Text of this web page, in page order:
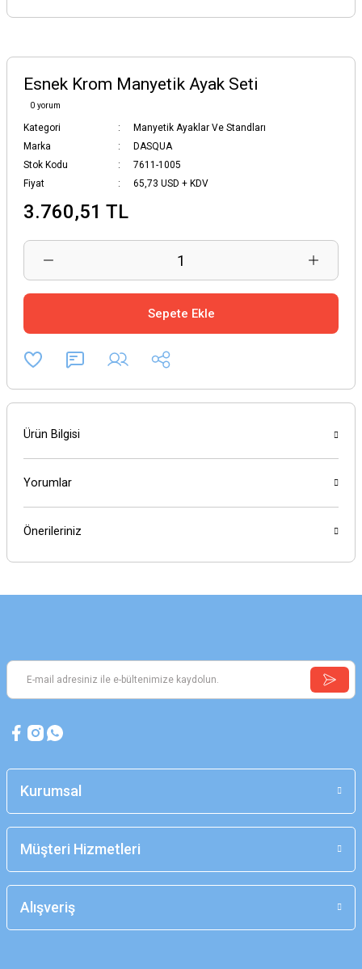
Esnek Krom Manyetik Ayak Seti
0 yorum
Kategori
Manyetik Ayaklar Ve Standları
Marka
DASQUA
Stok Kodu
7611-1005
Fiyat
65,73 USD + KDV
3.760,51 TL
Sepete Ekle
Ürün Bilgisi
Yorumlar
Önerileriniz
Kurumsal
Müşteri Hizmetleri
Alışveriş